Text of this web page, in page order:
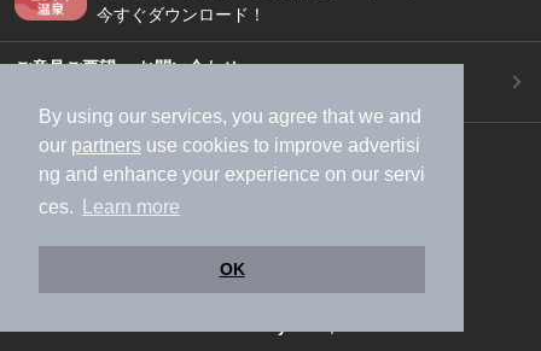
By using our services, you agree that we and
our partners use cookies to improve advertisi
ng and enhance your experience on our servi
ces.
Learn more
OK
今すぐダウンロード！
ご意見ご要望 ・お問い合わせ
スマートフォン /
PC
加盟店募集（資料請求）
広告出稿のご案内
利用規約
特定商取引法に基づく表記
ヘルプ
採用情報